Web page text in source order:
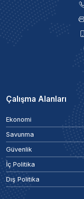
Çalışma Alanları
Ekonomi
Savunma
Güvenlik
İç Politika
Dış Politika